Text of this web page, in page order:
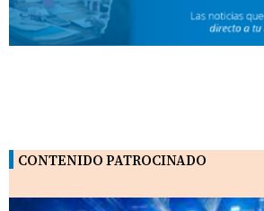
CONTENIDO PATROCINADO